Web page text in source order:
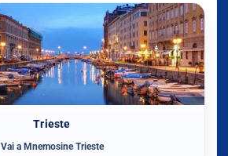
Trieste
Vai a Mnemosine Trieste